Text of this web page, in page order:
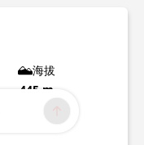
海拔
445 m